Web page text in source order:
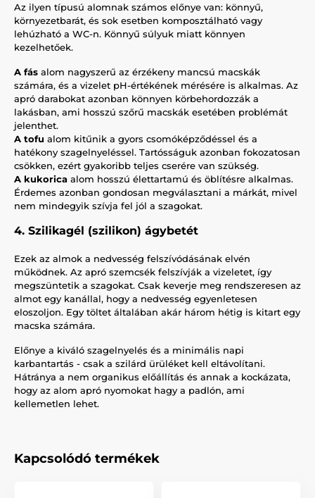
Az ilyen típusú alomnak számos előnye van: könnyű,
környezetbarát, és sok esetben komposztálható vagy
lehúzható a WC-n. Könnyű súlyuk miatt könnyen
kezelhetőek.
A fás alom nagyszerű az érzékeny mancsú macskák
számára, és a vizelet pH-értékének mérésére is alkalmas. Az
apró darabokat azonban könnyen körbehordozzák a
lakásban, ami hosszú szőrű macskák esetében problémát
jelenthet.
A tofu alom kitűnik a gyors csomóképződéssel és a
hatékony szagelnyeléssel. Tartósságuk azonban fokozatosan
csökken, ezért gyakoribb teljes cserére van szükség.
A kukorica alom hosszú élettartamú és öblítésre alkalmas.
Érdemes azonban gondosan megválasztani a márkát, mivel
nem mindegyik szívja fel jól a szagokat.
4. Szilikagél (szilikon) ágybetét
Ezek az almok a nedvesség felszívódásának elvén
működnek. Az apró szemcsék felszívják a vizeletet, így
megszüntetik a szagokat. Csak keverje meg rendszeresen az
almot egy kanállal, hogy a nedvesség egyenletesen
eloszoljon. Egy töltet általában akár három hétig is kitart egy
macska számára.
Előnye a kiváló szagelnyelés és a minimális napi
karbantartás - csak a szilárd ürüléket kell eltávolítani.
Hátránya a nem organikus előállítás és annak a kockázata,
hogy az alom apró nyomokat hagy a padlón, ami
kellemetlen lehet.
Kapcsolódó termékek